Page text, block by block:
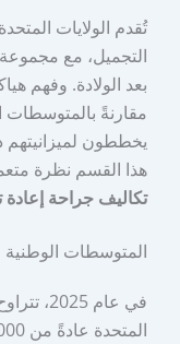
تُقدم الولايات
التجميل، مع
بعد الولادة. وفهم
مقارنةً بالمتوسطات
يخططون لميزانيتهم
هذا القسم نظرة
تكاليف جراحة إعادة
المتوسطات الوطنية
في عام